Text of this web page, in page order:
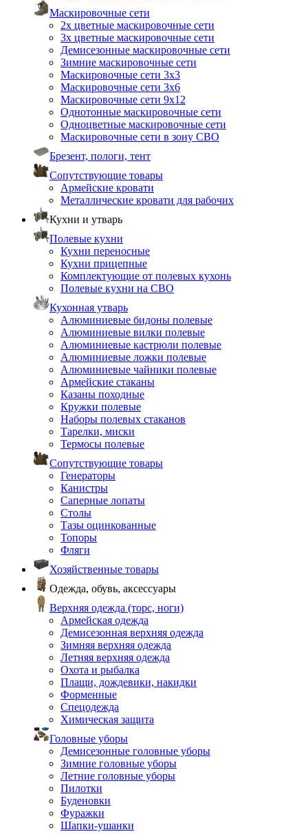
Маскировочные сети
2х цветные маскировочные сети
3х цветные маскировочные сети
Демисезонные маскировочные сети
Зимние маскировочные сети
Маскировочные сети 3х3
Маскировочные сети 3х6
Маскировочные сети 9х12
Однотонные маскировочные сети
Одноцветные маскировочные сети
Маскировочные сети в зону СВО
Брезент, пологи, тент
Сопутствующие товары
Армейские кровати
Металлические кровати для рабочих
Кухни и утварь
Полевые кухни
Кухни переносные
Кухни прицепные
Комплектующие от полевых кухонь
Полевые кухни на СВО
Кухонная утварь
Алюминиевые бидоны полевые
Алюминиевые вилки полевые
Алюминиевые кастрюли полевые
Алюминиевые ложки полевые
Алюминиевые чайники полевые
Армейские стаканы
Казаны походные
Кружки полевые
Наборы полевых стаканов
Тарелки, миски
Термосы полевые
Сопутствующие товары
Генераторы
Канистры
Саперные лопаты
Столы
Тазы оцинкованные
Топоры
Фляги
Хозяйственные товары
Одежда, обувь, аксессуары
Верхняя одежда (торс, ноги)
Армейская одежда
Демисезонная верхняя одежда
Зимняя верхняя одежда
Летняя верхняя одежда
Охота и рыбалка
Плащи, дождевики, накидки
Форменные
Спецодежда
Химическая защита
Головные уборы
Демисезонные головные уборы
Зимние головные уборы
Летние головные уборы
Пилотки
Буденовки
Фуражки
Шапки-ушанки